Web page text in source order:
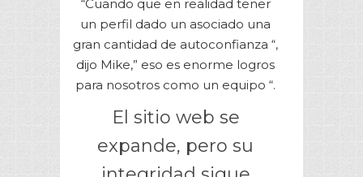
“Cuando que en realidad tener
un perfil dado un asociado una
gran cantidad de autoconfianza “,
dijo Mike,” eso es enorme logros
para nosotros como un equipo “.
El sitio web se
expande, pero su